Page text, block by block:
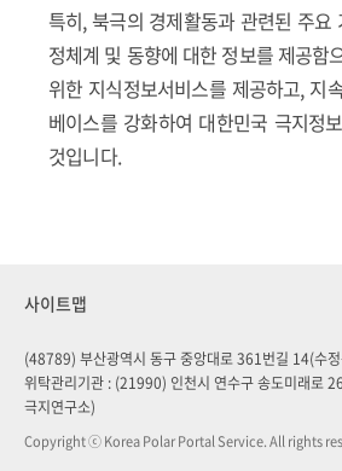
특히, 북극의 경제활동과 관련된 주요
정체계 및 동향에 대한 정보를 제공함
위한 지식정보서비스를 제공하고, 지
베이스를 강화하여 대한민국 극지정
것입니다.
사이트맵
(48789) 부산광역시 동구 중앙대로 361번길 14(수
위탁관리기관 : (21990) 인천시 연수구 송도미래로
극지연구소)
Copyright ⓒ Korea Polar Portal Service. All rights